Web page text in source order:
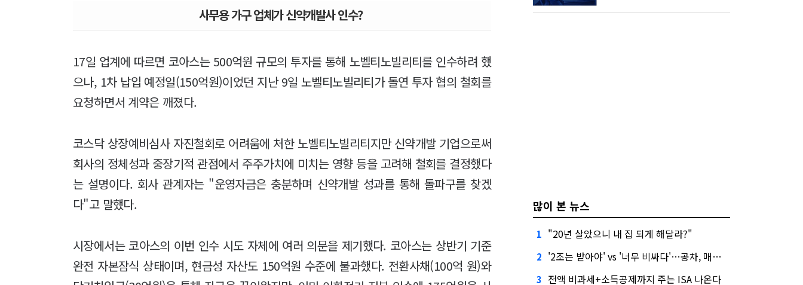
사무용 가구 업체가 신약개발사 인수?
17일 업계에 따르면 코아스는 500억원 규모의 투자를 통해 노벨티노빌리티를 인수하려 했
으나, 1차 납입 예정일(150억원)이었던 지난 9일 노벨티노빌리티가 돌연 투자 협의 철회를
요청하면서 계약은 깨졌다.
코스닥 상장예비심사 자진철회로 어려움에 처한 노벨티노빌리티지만 신약개발 기업으로써
회사의 정체성과 중장기적 관점에서 주주가치에 미치는 영향 등을 고려해 철회를 결정했다
는 설명이다. 회사 관계자는 "운영자금은 충분하며 신약개발 성과를 통해 돌파구를 찾겠
다"고 말했다.
시장에서는 코아스의 이번 인수 시도 자체에 여러 의문을 제기했다. 코아스는 상반기 기준
완전 자본잠식 상태이며, 현금성 자산도 150억원 수준에 불과했다. 전환사채(100억 원)와
많이 본 뉴스
1 "20년 살았으니 내 집 되게 해달라?"
2 '2조는 받아야' vs '너무 비싸다'…공차, 매각 성공할까
3 전액 비과세+소득공제까지 주는 ISA 나온다